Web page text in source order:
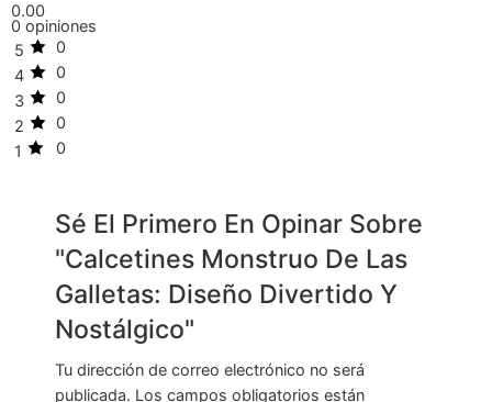
0.00
0 opiniones
5
0
4
0
3
0
2
0
1
0
Sé El Primero En Opinar Sobre
"Calcetines Monstruo De Las
Galletas: Diseño Divertido Y
Nostálgico"
Tu dirección de correo electrónico no será
publicada. Los campos obligatorios están